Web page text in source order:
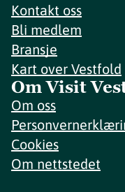
Kontakt oss
Bli medlem
Bransje
Kart over Vestfold
Om Visit
Om oss
Cookies
Om nettstedet